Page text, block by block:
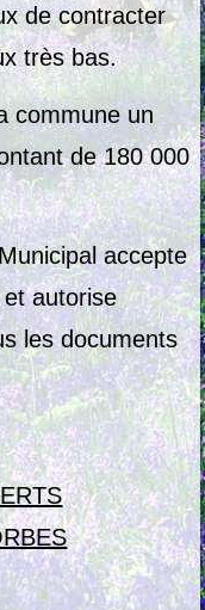
de contracter
très bas.
commune un
de 180 000
accepte
et autorise
les documents